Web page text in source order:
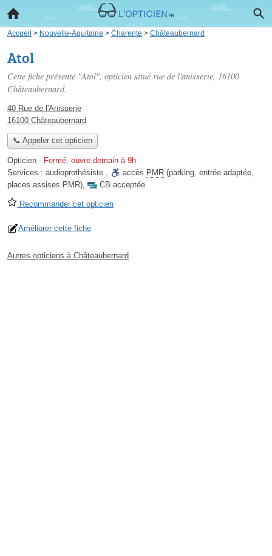
Accueil > Nouvelle-Aquitaine > Charente > Châteaubernard
Atol
Cette fiche présente "Atol", opticien situé rue de l'anisserie, 16100
Châteaubernard.
40 Rue de l'Anisserie
16100 Châteaubernard
📞 Appeler cet opticien
Opticien - Fermé, ouvre demain à 9h
Services : audioprothésiste , accès PMR (parking, entrée adaptée,
places assises PMR), CB acceptée
Recommander cet opticien
Améliorer cette fiche
Autres opticiens à Châteaubernard